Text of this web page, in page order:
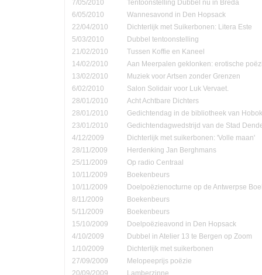
7/05/2010
Tentoonstelling Dubbel nu in Breda
6/05/2010
Wannesavond in Den Hopsack
22/04/2010
Dichterlijk met Suikerbonen: Litera Este
5/03/2010
Dubbel tentoonstelling
21/02/2010
Tussen Koffie en Kaneel
14/02/2010
Aan Meerpalen geklonken: erotische
13/02/2010
Muziek voor Artsen zonder Grenzen
6/02/2010
Salon Solidair voor Luk Vervaet.
28/01/2010
Acht Achtbare Dichters
28/01/2010
Gedichtendag in de bibliotheek van
23/01/2010
Gedichtendagwedstrijd van de Stad
4/12/2009
Dichterlijk met suikerbonen: 'Volle maan'
28/11/2009
Herdenking Jan Berghmans
25/11/2009
Op radio Centraal
10/11/2009
Boekenbeurs
10/11/2009
Doelpoëzienocturne op de Antwerpse
8/11/2009
Boekenbeurs
5/11/2009
Boekenbeurs
15/10/2009
Doelpoëzieavond in Den Hopsack
4/10/2009
Dubbel in Atelier 13 te Bergen op Zoom
1/10/2009
Dichterlijk met suikerbonen
27/09/2009
Melopeeprijs poëzie
20/09/2009
Lamberzinne